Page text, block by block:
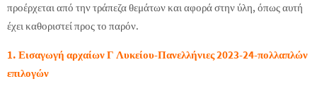
προέρχεται από την τράπεζα θεμάτων και αφορά στην ύλη, όπως αυτή
έχει καθοριστεί προς το παρόν.
1. Εισαγωγή αρχαίων Γ Λυκείου-Πανελλήνιες 2023-24-πολλαπλών
επιλογών